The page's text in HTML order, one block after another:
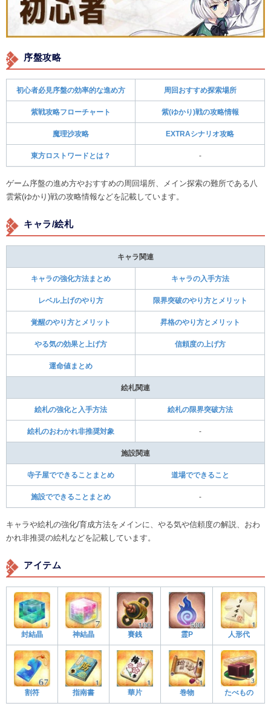
序盤攻略
初心者必見序盤の効率的な進め方 周回おすすめ探索場所
紫戦攻略フローチャート 紫(ゆかり)戦の攻略情報
魔理沙攻略 EXTRAシナリオ攻略
東方ロストワードとは？ -
ゲーム序盤の進め方やおすすめの周回場所、メイン探索の難所である八
雲紫(ゆかり)戦の攻略情報などを記載しています。
キャラ/絵札
キャラ関連
キャラの強化方法まとめ キャラの入手方法
レベル上げのやり方 限界突破のやり方とメリット
覚醒のやり方とメリット 昇格のやり方とメリット
やる気の効果と上げ方 信頼度の上げ方
運命値まとめ
絵札関連
絵札の強化と入手方法 絵札の限界突破方法
絵札のおわかれ非推奨対象 -
施設関連
寺子屋でできることまとめ 道場でできること
施設でできることまとめ -
キャラや絵札の強化/育成方法をメインに、やる気や信頼度の解説、おわ
かれ非推奨の絵札などを記載しています。
アイテム
封結晶 神結晶 賽銭 霊P 人形代
割符 指南書 華片 巻物 たべもの